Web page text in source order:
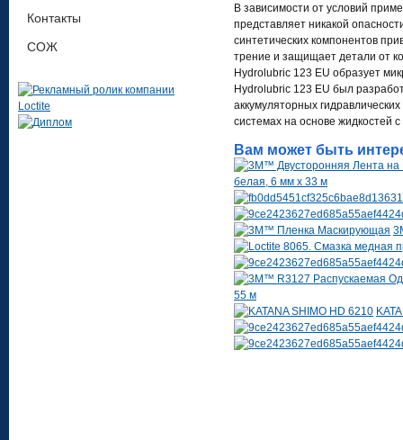
Контакты
СОЖ
В зависимости от условий
представляет никакой
синтетических компонентов
трение и защищает детали от
Hydrolubric 123 EU образует
Hydrolubric 123 EU был
аккумуляторных
системах на основе
Вам может быть
белая, 6 мм х 33 м
55 м